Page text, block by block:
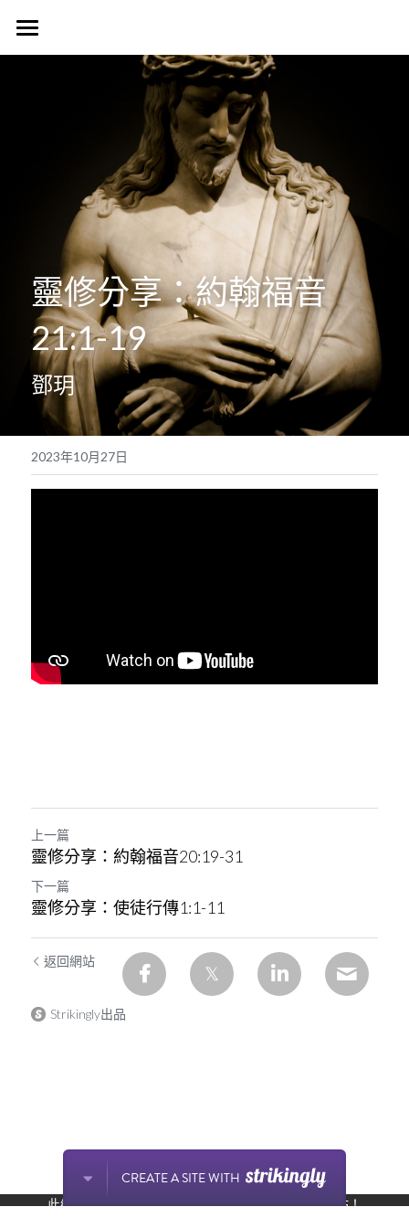
首頁
教會核心價值
使命異象
同工團隊
Harvest Vancouver
簡介
使命異象
Harvest 聚會信息
活動訊息
Harvest Choir
團契生活
台語團契
禱告會
晨禱靈修
主題查經
父母團契
媒體專區
生活事神的話
受洗見證
主日直播
靈修小語
靈糧媒體鏈接
宣教事工
信望愛團契
探訪之行2023
聯絡我們
聯絡方式
新朋友
靈修部落格
搜索
繁體中文
繁體中文
靈修分享：約翰福音
21:1-19
鄧玥
2023年10月27日
上一篇
靈修分享：約翰福音20:19-31
下一篇
靈修分享：使徒行傳1:1-11
返回網站
Strikingly出品
CREATE A SITE WITH
此網站通過 Strikingly 創建。 立即免費擁有一個網站！